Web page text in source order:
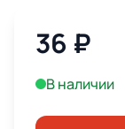
36 ₽
В наличии